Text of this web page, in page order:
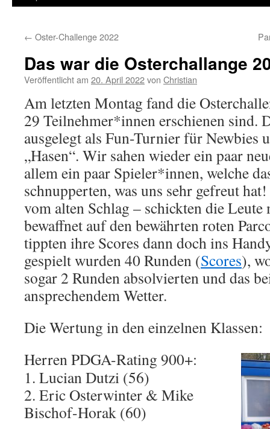
← Oster-Challenge 2022
Das war die Osterchallange
Veröffentlicht am 20. April 2022von Christian
Am letzten Montag fand die
29 Teilnehmer*innen erschienen sind.
ausgelegt als Fun-Turnier für Newbies
„Hasen“. Wir sahen wieder ein paar
allem ein paar Spieler*innen, welche
schnupperten, was uns sehr gefreut
vom alten Schlag – schickten die
bewaffnet auf den bewährten roten
tippten ihre Scores dann doch ins
gespielt wurden 40 Runden (Scores),
sogar 2 Runden absolvierten und das
ansprechendem Wetter.
Die Wertung in den einzelnen Klassen:
Herren PDGA-Rating 900+:
1. Lucian Dutzi (56)
2. Eric Osterwinter & Mike
Bischof-Horak (60)